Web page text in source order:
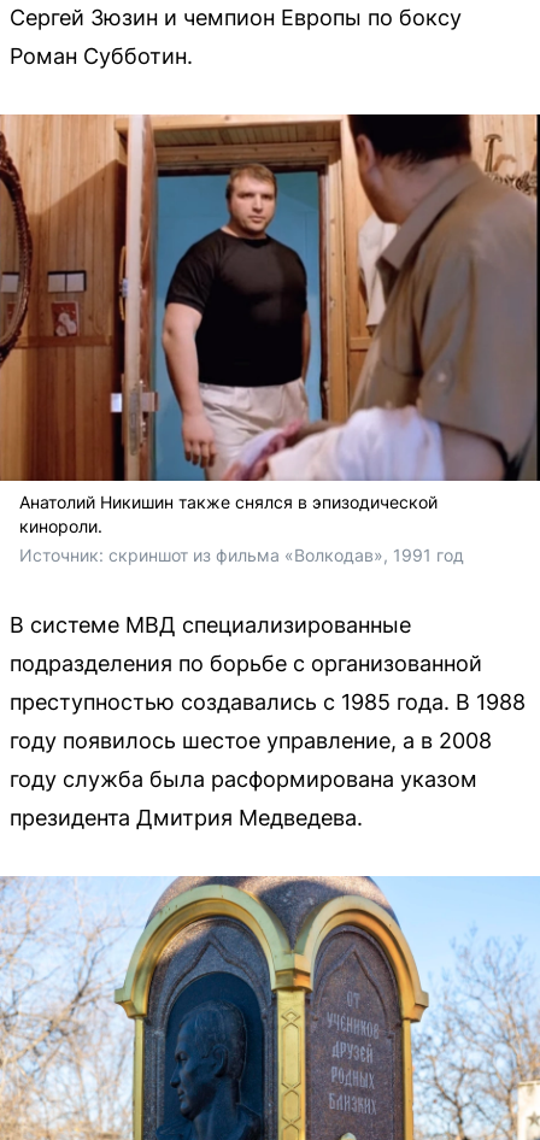
Сергей Зюзин и чемпион Европы по боксу
Роман Субботин.
Анатолий Никишин также снялся в эпизодической
кинороли.
Источник: скриншот из фильма «Волкодав», 1991 год
В системе МВД специализированные
подразделения по борьбе с организованной
преступностью создавались с 1985 года. В 1988
году появилось шестое управление, а в 2008
году служба была расформирована указом
президента Дмитрия Медведева.